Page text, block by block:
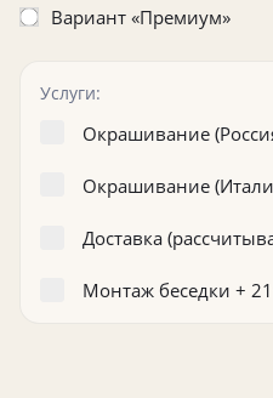
Вариант «Премиум»
Услуги:
Окрашивание
Окрашивание
Доставка
Монтаж беседки +